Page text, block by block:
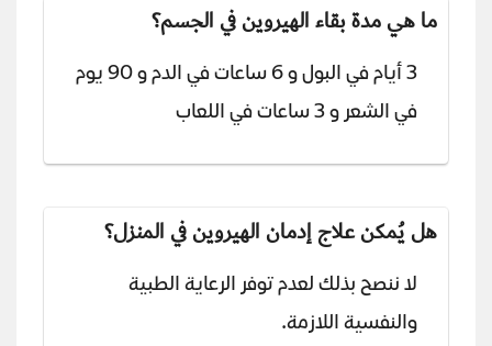
ما هي مدة بقاء الهيروين في الجسم؟
3 أيام في البول و 6 ساعات في الدم و 90 يوم
في الشعر و 3 ساعات في اللعاب
هل يُمكن علاج إدمان الهيروين في المنزل؟
لا ننصح بذلك لعدم توفر الرعاية الطبية
والنفسية اللازمة.